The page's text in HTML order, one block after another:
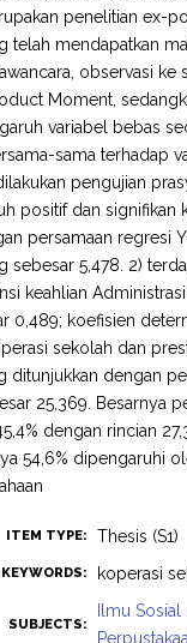
penelitian ex-
telah mendapatkan
observasi
Moment,
variabel bebas
sama terhadap
pengujian
positif dan signifikan
persamaan regresi
sebesar 5,478. 2)
keahlian
0,489; koefisien
sekolah dan
ditunjukkan dengan
25,369. Besarnya
dengan rincian
54,6% dipengaruhi
ITEM TYPE: Thesis (S1)
koperasi
SUBJECTS:
Ilmu